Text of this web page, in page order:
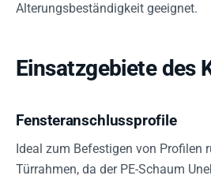
Alterungsbeständigkeit geeignet.
Einsatzgebiete des
Fensteranschlussprofile
Ideal zum Befestigen von Profilen
Türrahmen, da der PE-Schaum